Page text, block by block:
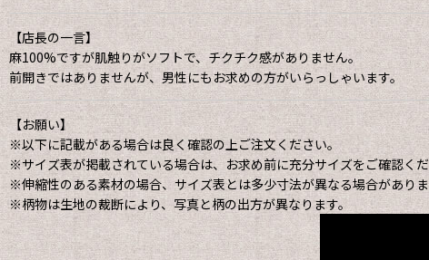
【店長の一言】
麻100%ですが肌触りがソフトで、チクチク感がありません。
前開きではありませんが、男性にもお求めの方がいらっしゃいます。
【お願い】
※以下に記載がある場合は良く確認の上ご注文ください。
※サイズ表が掲載されている場合は、お求め前に充分サイズをご確認く
※伸縮性のある素材の場合、サイズ表とは多少寸法が異なる場合がありま
※柄物は生地の裁断により、写真と柄の出方が異なります。